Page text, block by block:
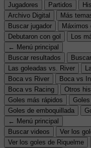
Jugadores
Partidos
Archivo Digital
Más
Buscar jugador
Máximos
Debutaron con gol
Los
← Menú principal
Buscar resultados
Las goleadas vs. River
Boca vs River
Boca vs
Boca vs Racing
Otros
Goles más rápidos
Goles de emboquillada
← Menú principal
Buscar videos
Ver los
Ver los goles de Riquelme